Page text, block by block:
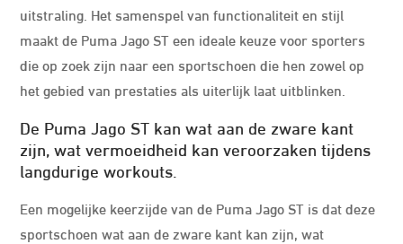
uitstraling. Het samenspel van functionaliteit en stijl
maakt de Puma Jago ST een ideale keuze voor sporters
die op zoek zijn naar een sportschoen die hen zowel op
het gebied van prestaties als uiterlijk laat uitblinken.
De Puma Jago ST kan wat aan de zware kant
zijn, wat vermoeidheid kan veroorzaken tijdens
langdurige workouts.
Een mogelijke keerzijde van de Puma Jago ST is dat deze
sportschoen wat aan de zware kant kan zijn, wat